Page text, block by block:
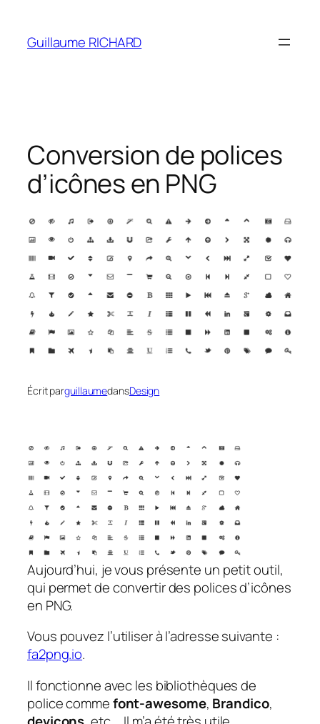
contenu
Guillaume RICHARD
Conversion de polices
d’icônes en PNG
Écrit parguillaumedansDesign
Aujourd’hui, je vous présente un petit outil,
qui permet de convertir des polices d’icônes
en PNG.
Vous pouvez l’utiliser à l’adresse suivante :
fa2png.io.
Il fonctionne avec les bibliothèques de
police commefont-awesome, Brandico,